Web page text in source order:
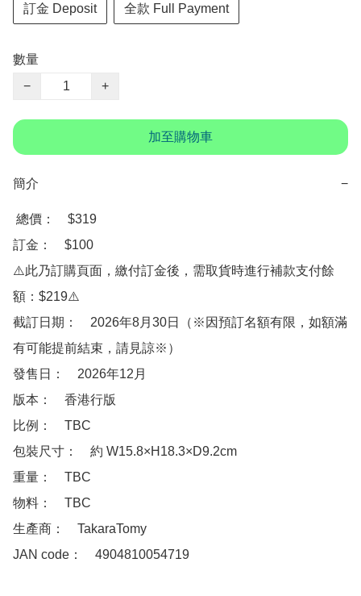
訂金 Deposit 全款 Full Payment
數量
−
+
加至購物車
簡介 −
訂金：　$100
⚠️此乃訂購頁面，繳付訂金後，需取貨時進行補款支付餘
額：$219⚠️
截訂日期：　2026年8月30日（※因預訂名額有限，如額滿
有可能提前結束，請見諒※）
發售日：　2026年12月
版本：　香港行版
比例：　TBC
包裝尺寸：　約 W15.8×H18.3×D9.2cm
重量：　TBC
物料：　TBC
生產商：　TakaraTomy
JAN code：　4904810054719